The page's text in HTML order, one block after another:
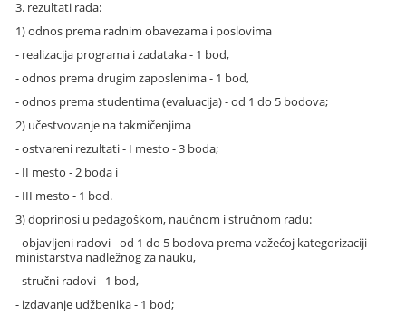
3. rezultati rada:
1) odnos prema radnim obavezama i poslovima
- realizacija programa i zadataka - 1 bod,
- odnos prema drugim zaposlenima - 1 bod,
- odnos prema studentima (evaluacija) - od 1 do 5 bodova;
2) učestvovanje na takmičenjima
- ostvareni rezultati - I mesto - 3 boda;
- II mesto - 2 boda i
- III mesto - 1 bod.
3) doprinosi u pedagoškom, naučnom i stručnom radu:
- objavljeni radovi - od 1 do 5 bodova prema važećoj kategorizaciji
ministarstva nadležnog za nauku,
- stručni radovi - 1 bod,
- izdavanje udžbenika - 1 bod;